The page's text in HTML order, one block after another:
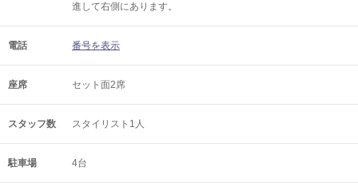
進して右側にあります。
電話 番号を表示
座席 セット面2席
スタッフ数 スタイリスト1人
駐車場 4台